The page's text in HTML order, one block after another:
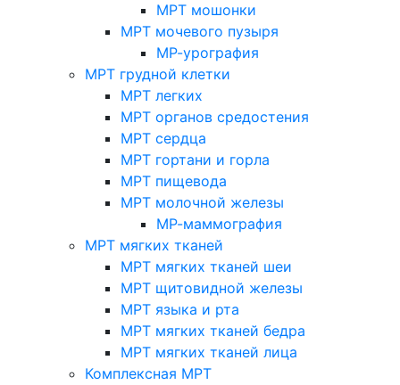
МРТ мошонки
МРТ мочевого пузыря
МР-урография
МРТ грудной клетки
МРТ легких
МРТ органов средостения
МРТ сердца
МРТ гортани и горла
МРТ пищевода
МРТ молочной железы
МР-маммография
МРТ мягких тканей
МРТ мягких тканей шеи
МРТ щитовидной железы
МРТ языка и рта
МРТ мягких тканей бедра
МРТ мягких тканей лица
Комплексная МРТ